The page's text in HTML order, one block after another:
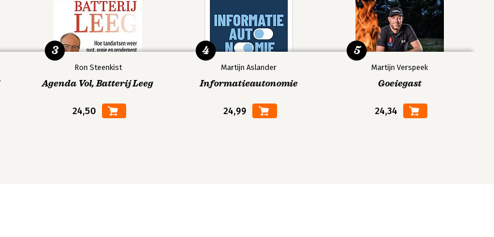
Ron Steenkist
Agenda Vol, Batterij Leeg
24,50
3
Martijn Aslander
Informatieautonomie
24,99
4
Martijn Verspeek
Goeiegast
24,34
5